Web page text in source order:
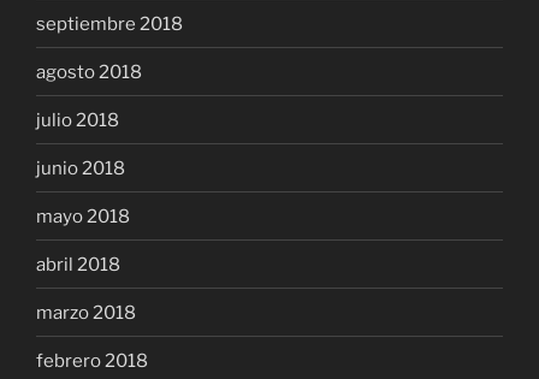
septiembre 2018
agosto 2018
julio 2018
junio 2018
mayo 2018
abril 2018
marzo 2018
febrero 2018